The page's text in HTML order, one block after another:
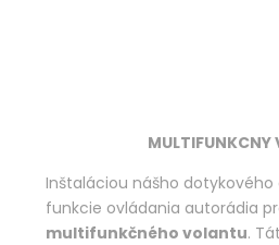
MULTIFUNKCNY
Inštaláciou nášho
funkcie ovládania autorádia
multifunkčného volantu.